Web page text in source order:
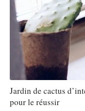
Jardin de cactus
pour le réussir